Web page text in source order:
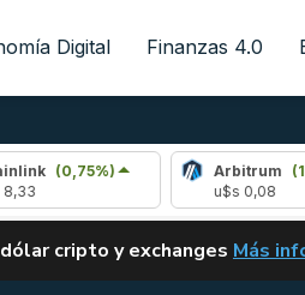
Digital Finanzas 4.0
Arbitrum
(1,93%)
cripto y exchanges Más